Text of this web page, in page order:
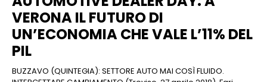
VERONA IL FUTURO DI
UN’ECONOMIA CHE VALE L’11% DEL
PIL
BUZZAVO (QUINTEGIA): SETTORE AUTO MAI COSÌ FLUIDO.